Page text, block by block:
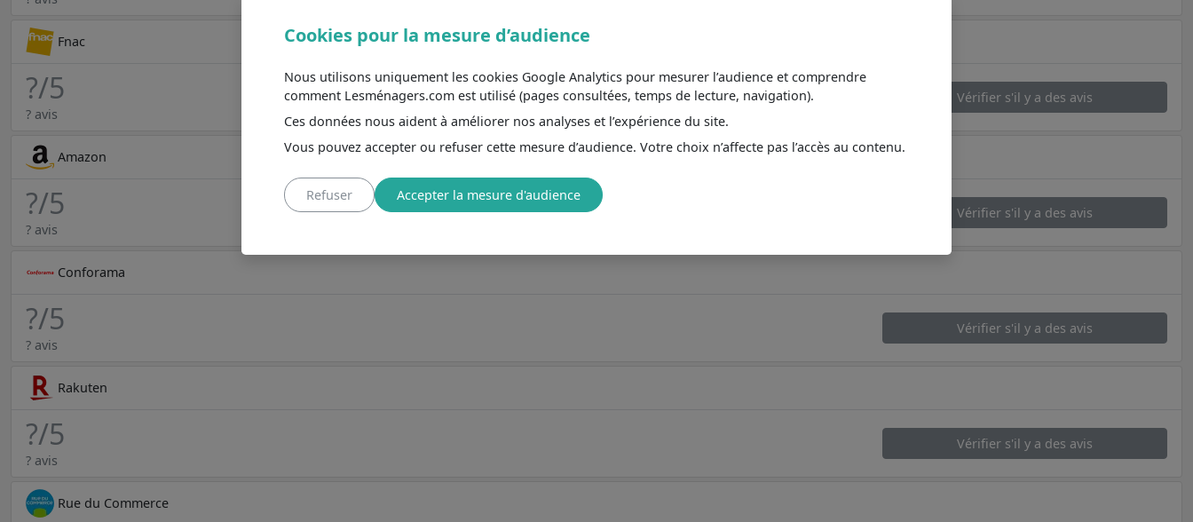
Fnac
?/5
? avis
Vérifier s'il y a des avis
Amazon
?/5
? avis
Vérifier s'il y a des avis
Conforama
?/5
? avis
Vérifier s'il y a des avis
Rakuten
?/5
? avis
Vérifier s'il y a des avis
Rue du Commerce
Cookies pour la mesure d’audience
Nous utilisons uniquement les cookies Google Analytics pour mesurer l’audience et comprendre
comment Lesménagers.com est utilisé (pages consultées, temps de lecture, navigation).
Ces données nous aident à améliorer nos analyses et l’expérience du site.
Vous pouvez accepter ou refuser cette mesure d’audience. Votre choix n’affecte pas l’accès au contenu.
Refuser Accepter la mesure d'audience